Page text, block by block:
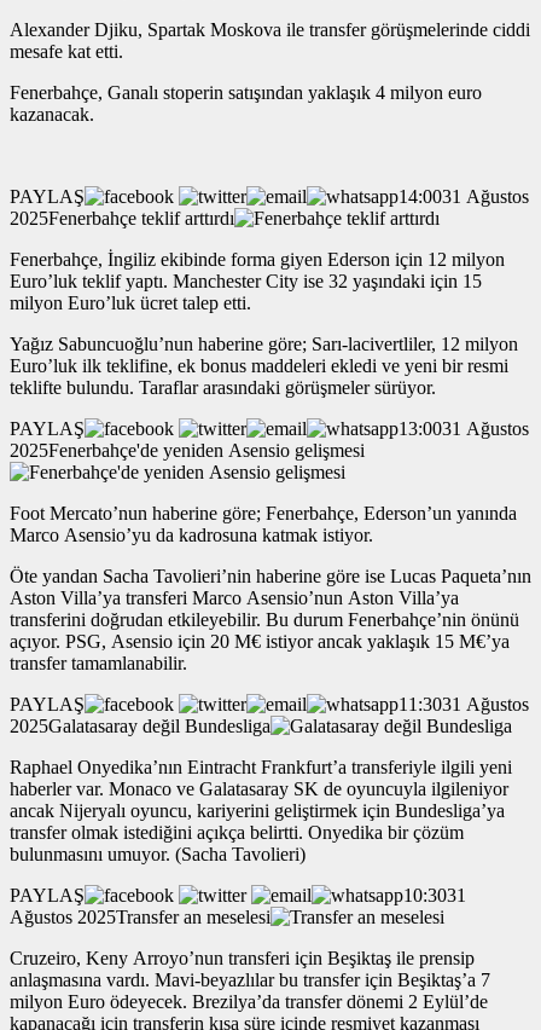
Alexander Djiku, Spartak Moskova ile transfer görüşmelerinde ciddi
mesafe kat etti.
Fenerbahçe, Ganalı stoperin satışından yaklaşık 4 milyon euro
kazanacak.
PAYLAŞ
14:0031 Ağustos
2025Fenerbahçe teklif arttırdı
Fenerbahçe, İngiliz ekibinde forma giyen Ederson için 12 milyon
Euro’luk teklif yaptı. Manchester City ise 32 yaşındaki için 15
milyon Euro’luk ücret talep etti.
Yağız Sabuncuoğlu’nun haberine göre; Sarı-lacivertliler, 12 milyon
Euro’luk ilk teklifine, ek bonus maddeleri ekledi ve yeni bir resmi
teklifte bulundu. Taraflar arasındaki görüşmeler sürüyor.
PAYLAŞ
13:0031 Ağustos
2025Fenerbahçe'de yeniden Asensio gelişmesi
Foot Mercato’nun haberine göre; Fenerbahçe, Ederson’un yanında
Marco Asensio’yu da kadrosuna katmak istiyor.
Öte yandan Sacha Tavolieri’nin haberine göre ise Lucas Paqueta’nın
Aston Villa’ya transferi Marco Asensio’nun Aston Villa’ya
transferini doğrudan etkileyebilir. Bu durum Fenerbahçe’nin önünü
açıyor. PSG, Asensio için 20 M€ istiyor ancak yaklaşık 15 M€’ya
transfer tamamlanabilir.
PAYLAŞ
11:3031 Ağustos
2025Galatasaray değil Bundesliga
Raphael Onyedika’nın Eintracht Frankfurt’a transferiyle ilgili yeni
haberler var. Monaco ve Galatasaray SK de oyuncuyla ilgileniyor
ancak Nijeryalı oyuncu, kariyerini geliştirmek için Bundesliga’ya
transfer olmak istediğini açıkça belirtti. Onyedika bir çözüm
bulunmasını umuyor. (Sacha Tavolieri)
PAYLAŞ
10:3031
Ağustos 2025Transfer an meselesi
Cruzeiro, Keny Arroyo’nun transferi için Beşiktaş ile prensip
anlaşmasına vardı. Mavi-beyazlılar bu transfer için Beşiktaş’a 7
milyon Euro ödeyecek. Brezilya’da transfer dönemi 2 Eylül’de
kapanacağı için transferin kısa süre içinde resmiyet kazanması